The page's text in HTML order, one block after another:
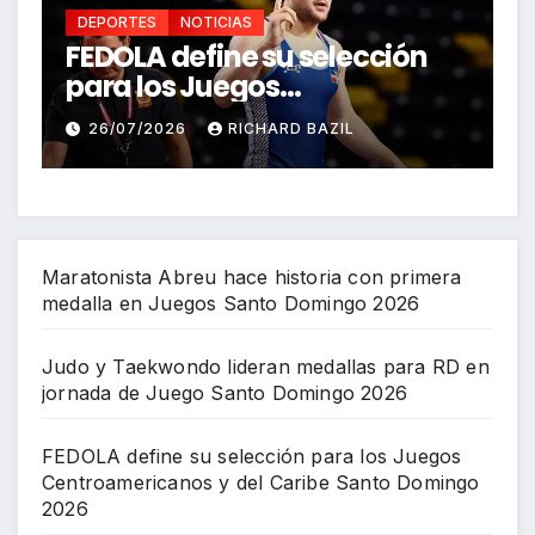
DEPORTES NOTICIAS
FEDOLA define su selección
para los Juegos
Centroamericanos y del
Caribe Santo Domingo 2026
26/07/2026 RICHARD BAZIL
Maratonista Abreu hace historia con primera
medalla en Juegos Santo Domingo 2026
Judo y Taekwondo lideran medallas para RD en
jornada de Juego Santo Domingo 2026
FEDOLA define su selección para los Juegos
Centroamericanos y del Caribe Santo Domingo
2026